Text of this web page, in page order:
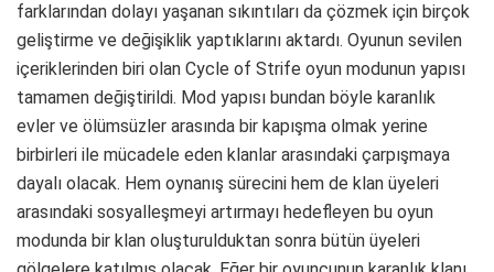
farklarından dolayı yaşanan sıkıntıları da çözmek için birçok
geliştirme ve değişiklik yaptıklarını aktardı. Oyunun sevilen
içeriklerinden biri olan Cycle of Strife oyun modunun yapısı
tamamen değiştirildi. Mod yapısı bundan böyle karanlık
evler ve ölümsüzler arasında bir kapışma olmak yerine
birbirleri ile mücadele eden klanlar arasındaki çarpışmaya
dayalı olacak. Hem oynanış sürecini hem de klan üyeleri
arasındaki sosyalleşmeyi artırmayı hedefleyen bu oyun
modunda bir klan oluşturulduktan sonra bütün üyeleri